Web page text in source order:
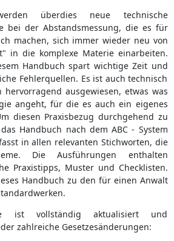
überdies neue technische
bei der Abstandsmessung, die es für
machen, sich immer wieder neu von
in die komplexe Materie einarbeiten.
Handbuch spart wichtige Zeit und
Fehlerquellen. Es ist auch technisch
hervorragend ausgewiesen, etwas was
angeht, für die es auch ein eigenes
diesen Praxisbezug durchgehend zu
Handbuch nach dem ABC - System
in allen relevanten Stichworten, die
Die Ausführungen enthalten
Praxistipps, Muster und Checklisten.
Handbuch zu den für einen Anwalt
ist vollständig aktualisiert und
zahlreiche Gesetzesänderungen: